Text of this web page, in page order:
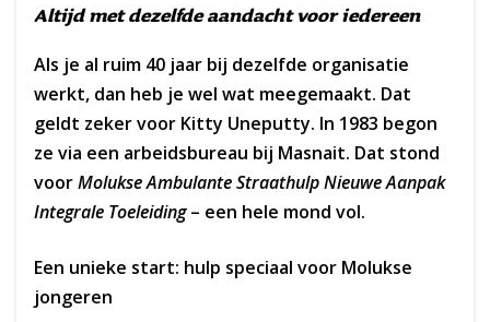
Altijd met dezelfde aandacht voor iedereen
Als je al ruim 40 jaar bij dezelfde organisatie
werkt, dan heb je wel wat meegemaakt. Dat
geldt zeker voor Kitty Uneputty. In 1983 begon
ze via een arbeidsbureau bij Masnait. Dat stond
voorMolukse Ambulante Straathulp Nieuwe Aanpak
Integrale Toeleiding– een hele mond vol.
Een unieke start: hulp speciaal voor Molukse
jongeren